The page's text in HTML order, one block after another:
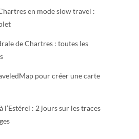
en mode slow travel :
de Chartres : toutes les
pour créer une carte
l’Estérel : 2 jours sur les traces